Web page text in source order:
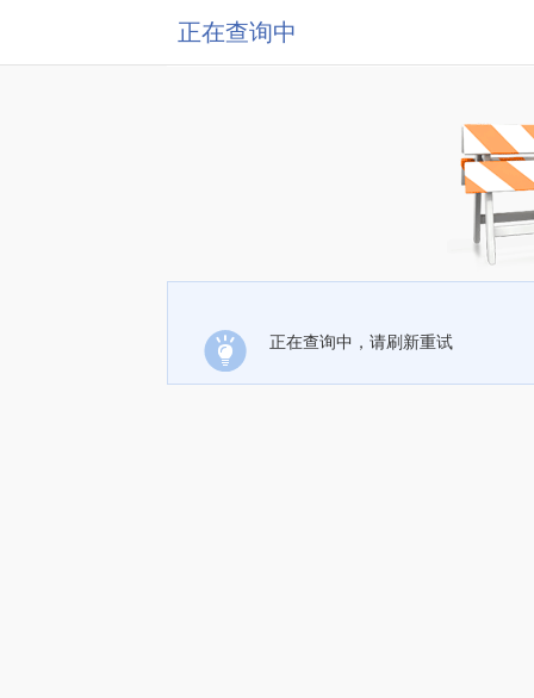
正在查询中
正在查询中，请刷新重试